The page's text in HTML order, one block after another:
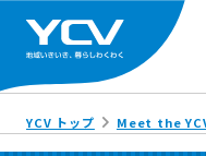
YCV トップ Meet the